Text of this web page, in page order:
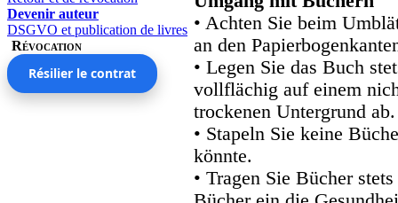
Devenir auteur
DSGVO et publication de livres
Révocation
Résilier le contrat
• Achten Sie beim
an den
• Legen Sie das Buch
vollflächig auf einem
trockenen Untergrund ab.
• Stapeln Sie keine
könnte.
• Tragen Sie Bücher